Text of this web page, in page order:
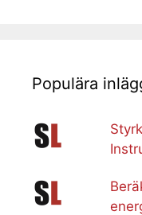
Populära